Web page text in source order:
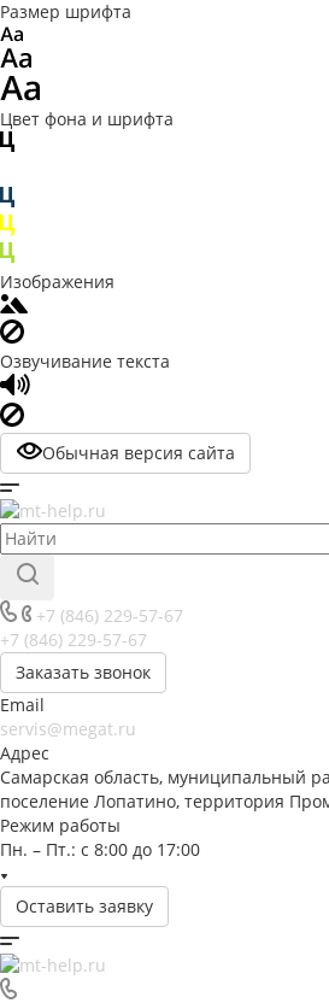
Размер шрифта
Цвет фона и шрифта
Изображения
Озвучивание текста
Обычная версия сайта
+7 (846) 229-57-67
+7 (846) 229-57-67
Заказать звонок
Email
servis@megat.ru
Адрес
Самарская область, муниципальный
поселение Лопатино, территория
Режим работы
Пн. – Пт.: с 8:00 до 17:00
Оставить заявку